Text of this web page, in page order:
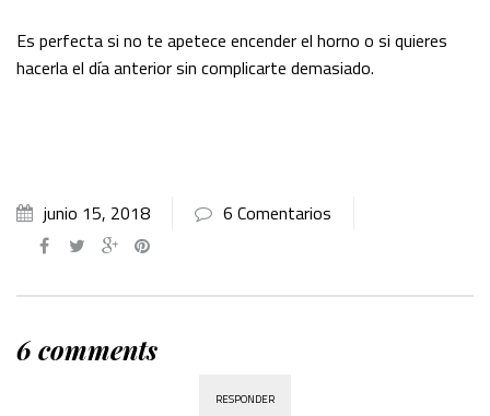
Es perfecta si no te apetece encender el horno o si quieres
hacerla el día anterior sin complicarte demasiado.
junio 15, 2018 6 Comentarios
6 comments
RESPONDER